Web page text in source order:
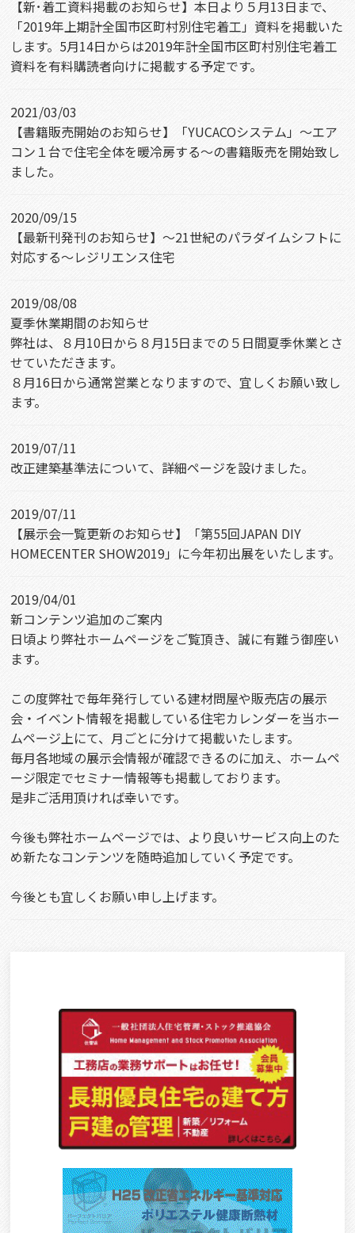
【新･着工資料掲載のお知らせ】本日より５月13日まで、
「2019年上期計全国市区町村別住宅着工」資料を掲載いた
します。5月14日からは2019年計全国市区町村別住宅着工
資料を有料購読者向けに掲載する予定です。
2021/03/03
【書籍販売開始のお知らせ】「YUCACOシステム」～エア
コン１台で住宅全体を暖冷房する～の書籍販売を開始致し
ました。
2020/09/15
【最新刊発刊のお知らせ】～21世紀のパラダイムシフトに
対応する～レジリエンス住宅
2019/08/08
夏季休業期間のお知らせ
弊社は、８月10日から８月15日までの５日間夏季休業とさ
せていただきます。
８月16日から通常営業となりますので、宜しくお願い致し
ます。
2019/07/11
改正建築基準法について、詳細ページを設けました。
2019/07/11
【展示会一覧更新のお知らせ】「第55回JAPAN DIY
HOMECENTER SHOW2019」に今年初出展をいたします。
2019/04/01
新コンテンツ追加のご案内
日頃より弊社ホームページをご覧頂き、誠に有難う御座い
ます。
この度弊社で毎年発行している建材問屋や販売店の展示
会・イベント情報を掲載している住宅カレンダーを当ホー
ムページ上にて、月ごとに分けて掲載いたします。
毎月各地域の展示会情報が確認できるのに加え、ホームペ
ージ限定でセミナー情報等も掲載しております。
是非ご活用頂ければ幸いです。
今後も弊社ホームページでは、より良いサービス向上のた
め新たなコンテンツを随時追加していく予定です。
今後とも宜しくお願い申し上げます。